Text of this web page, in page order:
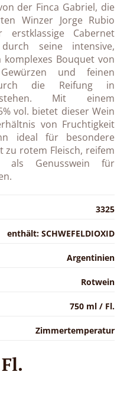
der Finca Gabriel, die
Winzer Jorge Rubio
Cabernet
seine intensive,
Bouquet von
und feinen
die Reifung in
Mit einem
vol. bietet dieser Wein
von Fruchtigkeit
ideal für besondere
zu rotem Fleisch, reifem
als Genusswein für
3325
enthält: SCHWEFELDIOXID
Argentinien
Rotwein
750 ml / Fl.
Zimmertemperatur